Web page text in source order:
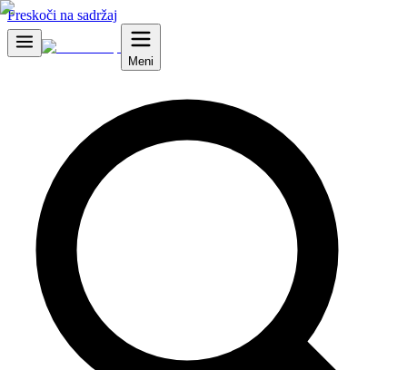
Preskoči na sadržaj
Meni